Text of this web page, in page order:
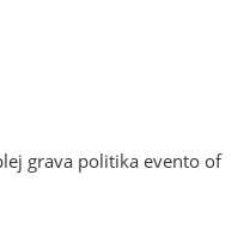
grava politika evento of